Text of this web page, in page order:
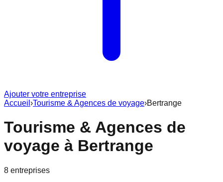
Ajouter votre entreprise
Accueil ›Tourisme & Agences de voyage›Bertrange
Tourisme & Agences de
voyage à Bertrange
8 entreprises